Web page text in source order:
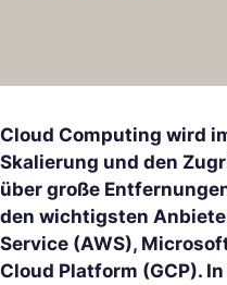
Cloud Computing wird
Skalierung und den
über große
den wichtigsten
Service (AWS),
Cloud Platform (GCP).